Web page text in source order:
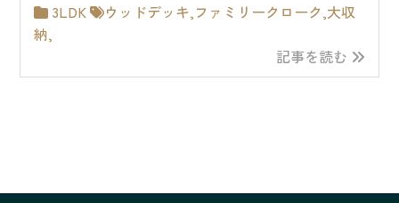
3LDK ウッドデッキ,ファミリークローク,大収
納,
記事を読む